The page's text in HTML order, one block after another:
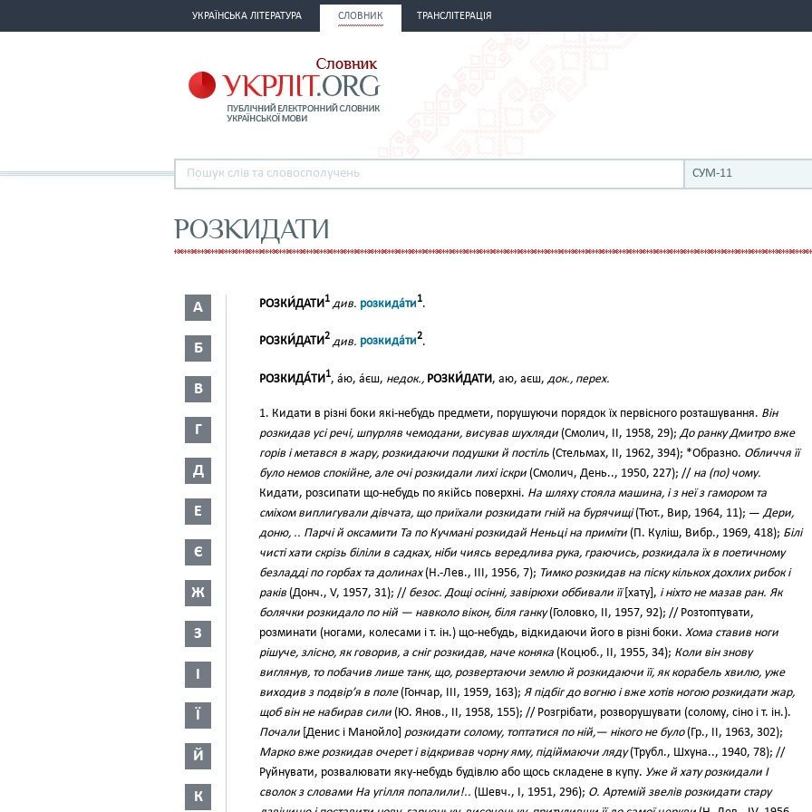
УКРАЇНСЬКА ЛІТЕРАТУРА СЛОВНИК ТРАНСЛІТЕРАЦІЯ
СУМ-11
РОЗКИДАТИ
А
Б
В
Г
Д
Е
Є
Ж
З
І
Ї
Й
К
РОЗКИ́ДАТИ1 див. розкида́ти1.
РОЗКИ́ДАТИ2 див. розкида́ти2.
РОЗКИДА́ТИ 1, а́ю, а́єш, недок., РОЗКИ́ДАТИ , аю, аєш, док., перех.
1. Кидати в різні боки які-небудь предмети, порушуючи порядок їх первісного розташування. Він
розкидав усі речі, шпурляв чемодани, висував шухляди (Смолич, II, 1958, 29); До ранку Дмитро вже
горів і метався в жару, розкидаючи подушки й постіль (Стельмах, II, 1962, 394); *Образно. Обличчя її
було немов спокійне, але очі розкидали лихі іскри (Смолич, День.., 1950, 227); // на (по) чому.
Кидати, розсипати що-небудь по якійсь поверхні. На шляху стояла машина, і з неї з гамором та
сміхом виплигували дівчата, що приїхали розкидати гній на бурячищі(Тют., Вир, 1964, 11); — Дери,
доню, .. Парчі й оксамити Та по Кучмані розкидай Неньці на приміти (П. Куліш, Вибр., 1969, 418); Білі
чисті хати скрізь біліли в садках, ніби чиясь вередлива рука, граючись, розкидала їх в поетичному
безладді по горбах та долинах(Н.-Лев., III, 1956, 7); Тимко розкидав на піску кількох дохлих рибок і
раків (Донч., V, 1957, 31); // безос. Дощі осінні, завірюхи оббивали її[хату], і ніхто не мазав ран. Як
болячки розкидало по ній — навколо вікон, біля ганку(Головко, II, 1957, 92); // Розтоптувати,
розминати (ногами, колесами і т. ін.) що-небудь, відкидаючи його в різні боки. Хома ставив ноги
рішуче, злісно, як говорив, а сніг розкидав, наче коняка (Коцюб., II, 1955, 34); Коли він знову
виглянув, то побачив лише танк, що, розвертаючи землю й розкидаючи її, як корабель хвилю, уже
виходив з подвір’я в поле(Гончар, III, 1959, 163); Я підбіг до вогню і вже хотів ногою розкидати жар,
щоб він не набирав сили (Ю. Янов., II, 1958, 155); // Розгрібати, розворушувати (солому, сіно і т. ін.).
Почали [Денис і Манойло] розкидати солому, топтатися по ній,— нікого не було(Гр., II, 1963, 302);
Марко вже розкидав очерет і відкривав чорну яму, підіймаючи ляду(Трубл., Шхуна.., 1940, 78); //
Руйнувати, розвалювати яку-небудь будівлю або щось складене в купу. Уже й хату розкидали І
сволок з словами На угілля попалили!.. (Шевч., І, 1951, 296); О. Артемій звелів розкидати стару